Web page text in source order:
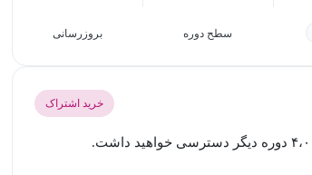
سطح دوره بروزرسانی
خرید اشتراک